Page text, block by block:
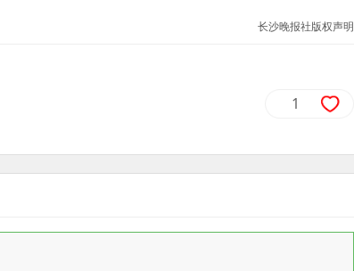
长沙晚报社版权声明
1